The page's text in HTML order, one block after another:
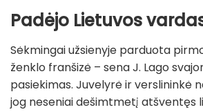
Padėjo Lietuvos
Sėkmingai užsienyje parduota
ženklo franšizė – sena J. Lago
pasiekimas. Juvelyrė ir verslininkė
jog neseniai dešimtmetį atšventęs